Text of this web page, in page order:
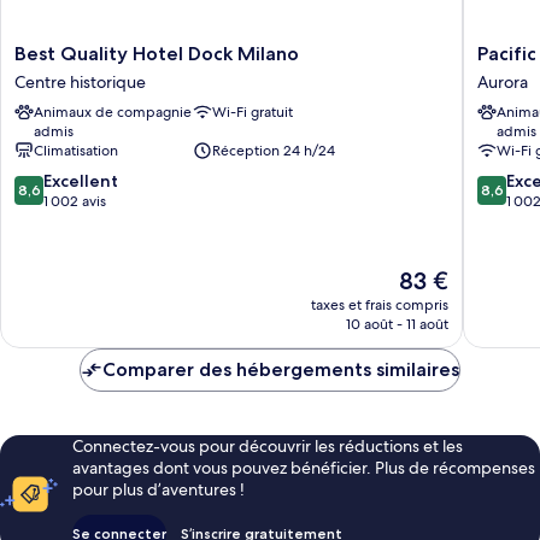
Best
Quality
Hotel
Dock
Milano
Centre
historique
Best Quality Hotel Dock Milano
Centre historique
Animaux de compagnie
admis
Wi-Fi gratuit
Climatisation
Réception 24 h/24
8.6
sur
8,6 Excellent
1 002 avis
Le
nouveau
prix
de
83 €
taxes et frais compris
10 août - 11 août
Pacific
Hotel
Fortino
Aurora
Aurora
admis
Wi-Fi
8.6
sur
8,6
1
Comparer des hébergements similaires
Connectez-vous pour découvrir les réductions et les
avantages dont vous pouvez bénéficier. Plus de récompenses
pour plus d’aventures !
Se connecter S’inscrire gratuitement